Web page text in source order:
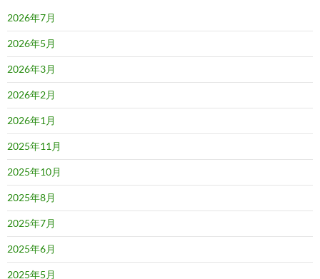
2026年7月
2026年5月
2026年3月
2026年2月
2026年1月
2025年11月
2025年10月
2025年8月
2025年7月
2025年6月
2025年5月